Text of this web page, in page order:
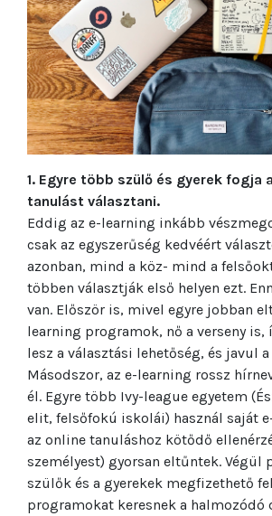
1. Egyre több szülő és gyerek fogja
tanulást választani.
Eddig az e-learning inkább
csak az egyszerűség kedvéért
azonban, mind a köz- mind a
többen választják első helyen ezt.
van. Először is, mivel egyre jobban
learning programok, nő a verseny is,
lesz a választási lehetőség, és javul
Másodszor, az e-learning rossz
él. Egyre több Ivy-league egyetem
elit, felsőfokú iskolái) használ saját
az online tanuláshoz kötődő
személyest) gyorsan eltűntek. Végül
szülők és a gyerekek megfizethető
programokat keresnek a